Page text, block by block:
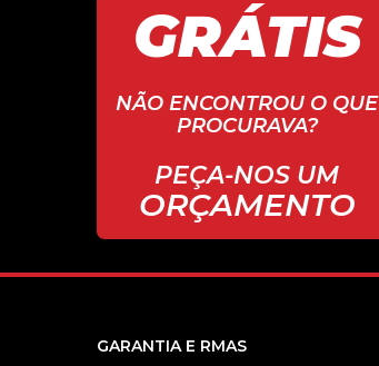
GRÁTIS
NÃO ENCONTROU O QUE
PROCURAVA?
PEÇA-NOS UM
ORÇAMENTO
GARANTIA E RMAS